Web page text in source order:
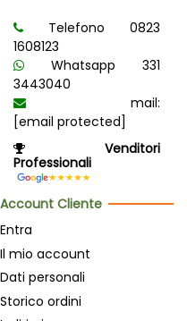
Telefono 0823
1608123
Whatsapp 331
3443040
mail:
[email protected]
Venditori
Professionali
Account Cliente
Entra
Il mio account
Dati personali
Storico ordini